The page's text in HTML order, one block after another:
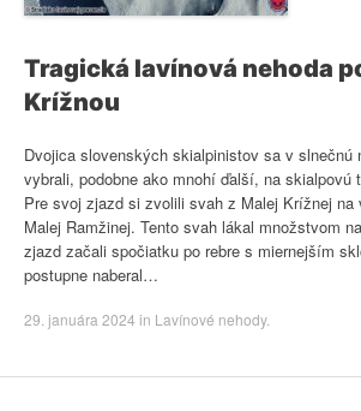
Tragická lavínová nehoda
Krížnou
Dvojica slovenských skialpinistov sa v slnečnú
vybrali, podobne ako mnohí ďalší, na skialpovú
Pre svoj zjazd si zvolili svah z Malej Krížnej na
Malej Ramžinej. Tento svah lákal množstvom
zjazd začali spočiatku po rebre s miernejším
postupne naberal…
29. januára 2024 in Lavínové nehody.